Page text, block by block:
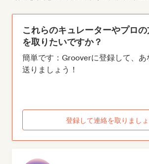
これらのキュレーターやプロ
を取りたいですか？
簡単です：Grooverに登録して、あ
送りましょう！
登録して連絡を取りましょ